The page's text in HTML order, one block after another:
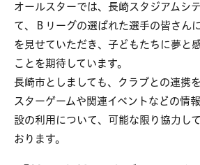
オールスターでは、長崎スタジアムシ
て、Ｂリーグの選ばれた選手の皆さん
を見せていただき、子どもたちに夢と
ことを期待しています。
長崎市としましても、クラブとの連携
スターゲームや関連イベントなどの情
設の利用について、可能な限り協力し
おります。